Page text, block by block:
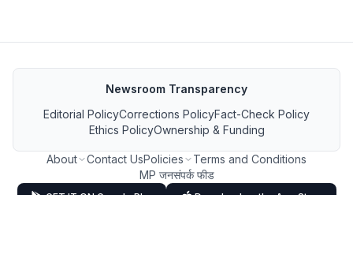
Newsroom Transparency
Editorial PolicyCorrections PolicyFact-Check Policy
Ethics PolicyOwnership & Funding
About Contact UsPolicies
Terms and Conditions
MP जनसंपर्क फीड
GET IT ON Google Play Download on the App Store